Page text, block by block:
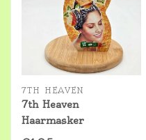
7TH HEAVEN
7th Heaven
Haarmasker